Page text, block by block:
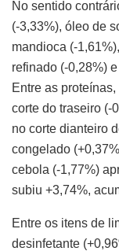
No sentido
(-3,33%), óleo de
mandioca (-
refinado (-0,28%)
Entre as
corte do traseiro (-
no corte dianteiro
congelado
cebola (-1,77%)
subiu +3,74%,
Entre os itens de
desinfetante